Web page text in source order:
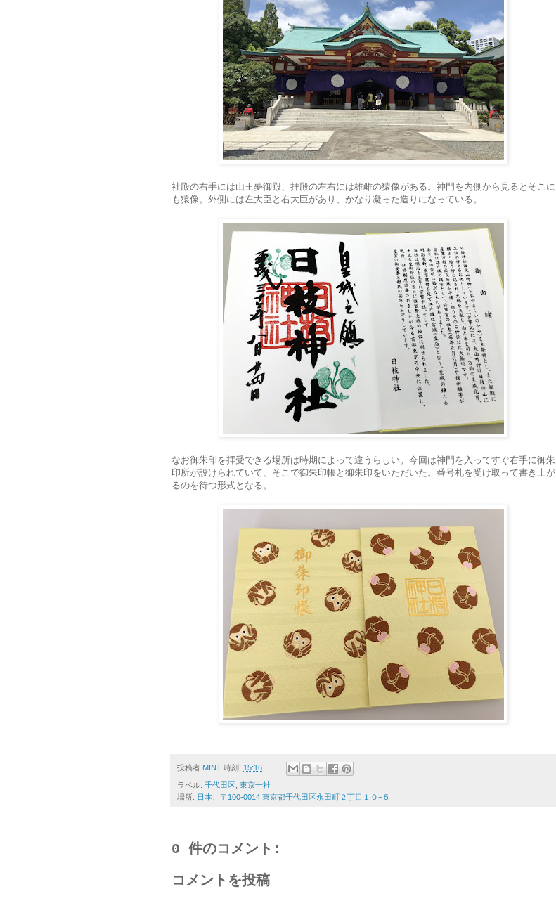
社殿の右手には山王夢御殿、拝殿の左右には雄雌の猿像がある。神門を内側から見るとそこに
も猿像。外側には左大臣と右大臣があり、かなり凝った造りになっている。
なお御朱印を拝受できる場所は時期によって違うらしい。今回は神門を入ってすぐ右手に御朱
印所が設けられていて、そこで御朱印帳と御朱印をいただいた。番号札を受け取って書き上が
るのを待つ形式となる。
投稿者 MINT 時刻: 15:16
ラベル: 千代田区 東京十社
場所: 日本、〒100-0014 東京都千代田区永田町２丁目１０−５
0 件のコメント:
コメントを投稿